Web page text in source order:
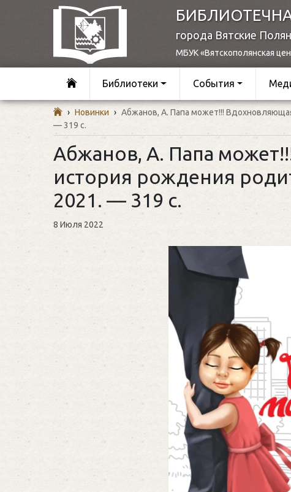
города Вятские
МБУК «Вятскополянская
Библиотеки События
› Новинки › Абжанов, А. Папа может!!!
— 319 с.
Абжанов, А. Папа
история рождения
2021. — 319 с.
8 Июля 2022